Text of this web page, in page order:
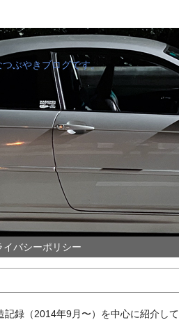
ぶやきブログです。
イバシーポリシー
録（2014年9月〜）を中心に紹介して